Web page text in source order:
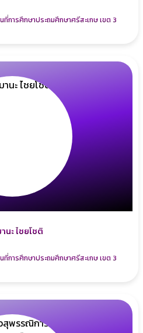
การศึกษาประถมศึกษาศรีสะเกษ เขต 3
นะ ไชยโชติ
การศึกษาประถมศึกษาศรีสะเกษ เขต 3